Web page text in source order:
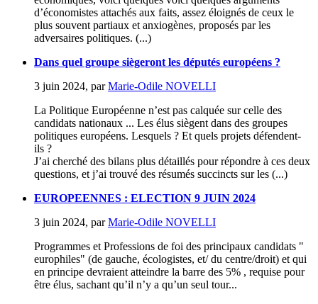
d’économistes attachés aux faits, assez éloignés de ceux le
plus souvent partiaux et anxiogènes, proposés par les
adversaires politiques. (...)
Dans quel groupe siègeront les députés européens ?
3 juin 2024, parMarie-Odile NOVELLI
La Politique Européenne n’est pas calquée sur celle des
candidats nationaux ... Les élus siègent dans des groupes
politiques européens. Lesquels ? Et quels projets défendent-
ils ?
J’ai cherché des bilans plus détaillés pour répondre à ces deux
questions, et j’ai trouvé des résumés succincts sur les (...)
EUROPEENNES : ELECTION 9 JUIN 2024
3 juin 2024, parMarie-Odile NOVELLI
Programmes et Professions de foi des principaux candidats "
europhiles" (de gauche, écologistes, et/ du centre/droit) et qui
en principe devraient atteindre la barre des 5% , requise pour
être élus, sachant qu’il n’y a qu’un seul tour...